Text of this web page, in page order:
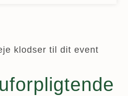
klodser til dit event